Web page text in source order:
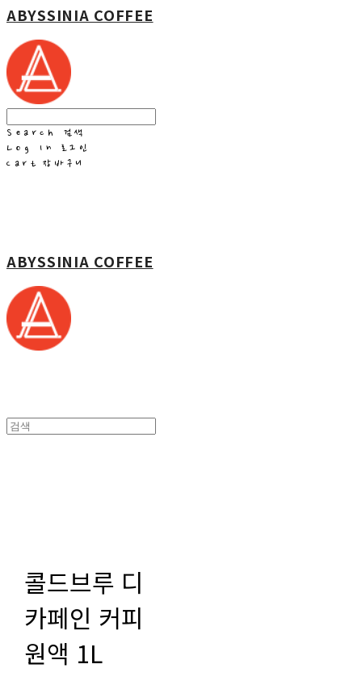
ABYSSINIA COFFEE
Search
검색
Log In
로그인
Cart 장바구니
ABYSSINIA COFFEE
콜드브루 디
카페인 커피
원액 1L